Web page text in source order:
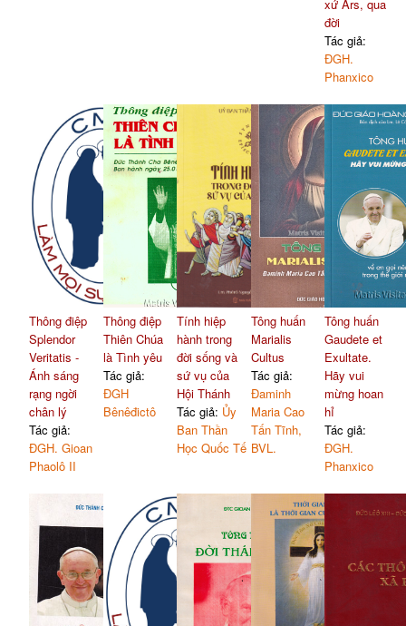
xứ Ars, qua
đời
Tác giả:
ĐGH.
Phanxico
Thông điệp
Splendor
Veritatis -
Ánh sáng
rạng ngời
chân lý
Tác giả:
ĐGH. Gioan
Phaolô II
Thông điệp
Thiên Chúa
là Tình yêu
Tác giả:
ĐGH
Bênêđictô
Tính hiệp
hành trong
đời sống và
sứ vụ của
Hội Thánh
Tác giả: Ủy
Ban Thần
Học Quốc Tế
Tông huấn
Marialis
Cultus
Tác giả:
Đaminh
Maria Cao
Tấn Tĩnh,
BVL.
Tông huấn
Gaudete et
Exultate.
Hãy vui
mừng hoan
hỉ
Tác giả:
ĐGH.
Phanxico